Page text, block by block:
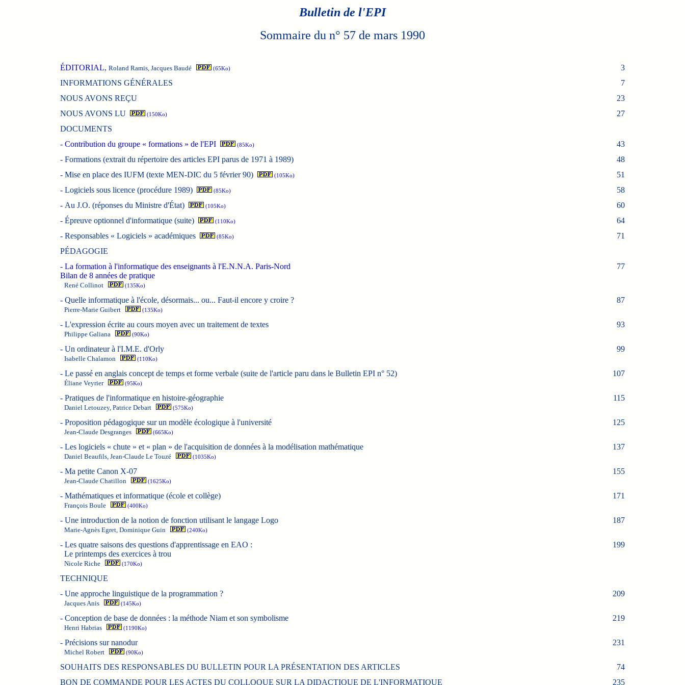
Bulletin de l'EPI
Sommaire du n° 57 de mars 1990
ÉDITORIAL, Roland Ramis, Jacques Baudé (65Ko)
3
INFORMATIONS GÉNÉRALES
7
NOUS AVONS REÇU
23
NOUS AVONS LU
(150Ko)
27
DOCUMENTS
- Contribution du groupe « formations » de l'EPI (85Ko)
43
- Formations (extrait du répertoire des articles EPI parus de 1971 à 1989)
48
- Mise en place des IUFM (texte MEN-DIC du 5 février 90) (105Ko)
51
- Logiciels sous licence (procédure 1989) (85Ko)
58
- Au J.O. (réponses du Ministre d'État) (105Ko)
60
- Épreuve optionnel d'informatique (suite) (110Ko)
64
- Responsables « Logiciels » académiques (85Ko)
71
PÉDAGOGIE
- La formation à l'informatique des enseignants à l'E.N.N.A. Paris-Nord
Bilan de 8 années de pratique
René Collinot (135Ko)
77
- Quelle informatique à l'école, désormais... ou... Faut-il encore y croire ?
Pierre-Marie Guibert (135Ko)
87
- L'expression écrite au cours moyen avec un traitement de textes
Philippe Galiana (90Ko)
93
- Un ordinateur à l'I.M.E. d'Orly
Isabelle Chalamon (110Ko)
99
- Le passé en anglais concept de temps et forme verbale (suite de l'article paru dans le Bulletin EPI n° 52)
Éliane Veyrier (95Ko)
107
- Pratiques de l'informatique en histoire-géographie
Daniel Letouzey, Patrice Debart (575Ko)
115
- Proposition pédagogique sur un modèle écologique à l'université
Jean-Claude Desgranges (665Ko)
125
- Les logiciels « chute » et « plan » de l'acquisition de données à la modélisation mathématique
Daniel Beaufils, Jean-Claude Le Touzé (1035Ko)
137
- Ma petite Canon X-07
Jean-Claude Chatillon (1625Ko)
155
- Mathématiques et informatique (école et collège)
François Boule (400Ko)
171
- Une introduction de la notion de fonction utilisant le langage Logo
Marie-Agnès Egret, Dominique Guin (240Ko)
187
- Les quatre saisons des questions d'apprentissage en EAO :
Le printemps des exercices à trou
Nicole Riche (170Ko)
199
TECHNIQUE
- Une approche linguistique de la programmation ?
Jacques Anis (145Ko)
209
- Conception de base de données : la méthode Niam et son symbolisme
Henri Habrias (1190Ko)
219
- Précisions sur nanodur
Michel Robert (90Ko)
231
SOUHAITS DES RESPONSABLES DU BULLETIN POUR LA PRÉSENTATION DES ARTICLES
74
BON DE COMMANDE POUR LES ACTES DU COLLOQUE SUR LA DIDACTIQUE DE L'INFORMATIQUE
235